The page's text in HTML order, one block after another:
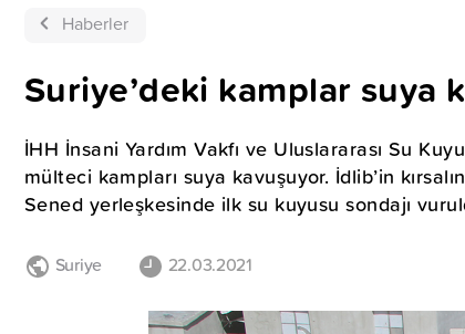
Haberler
Suriye’deki kamplar suya
İHH İnsani Yardım Vakfı ve Uluslararası Su
mülteci kampları suya kavuşuyor. İdlib’in
Sened yerleşkesinde ilk su kuyusu sondajı
Suriye 22.03.2021